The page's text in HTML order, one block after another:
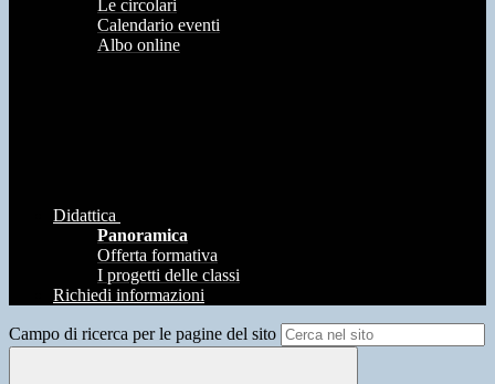
Le circolari
Calendario eventi
Albo online
Didattica
Panoramica
Offerta formativa
I progetti delle classi
Richiedi informazioni
Campo di ricerca per le pagine del sito